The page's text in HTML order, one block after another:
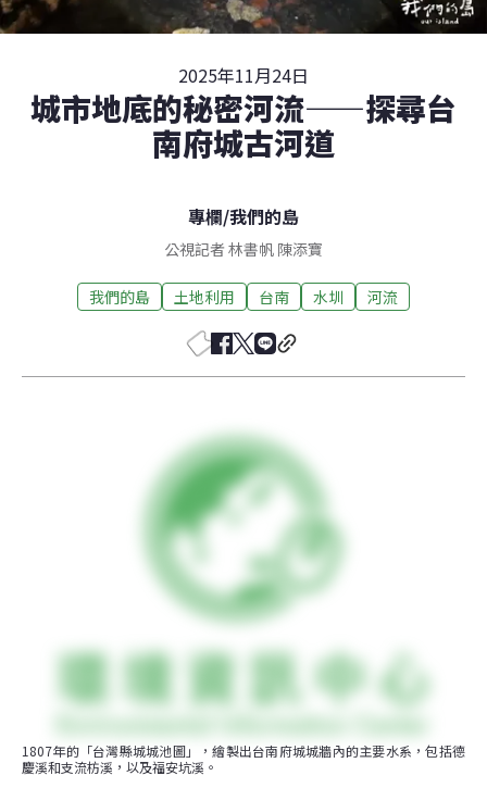
2025年11月24日
城市地底的秘密河流——探尋台
南府城古河道
專欄/我們的島
公視記者 林書帆 陳添寶
我們的島 土地利用 台南 水圳 河流
1807年的「台灣縣城城池圖」，繪製出台南府城城牆內的主要水系，包括德
慶溪和支流枋溪，以及福安坑溪。